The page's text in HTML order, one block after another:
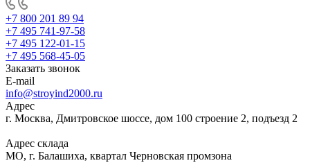
+7 800 201 89 94
+7 495 741-97-58
+7 495 122-01-15
+7 495 568-45-05
Заказать звонок
E-mail
info@stroyind2000.ru
Адрес
г. Москва, Дмитровское шоссе, дом 100 строение 2, подъезд 2
Адрес склада
МО, г. Балашиха, квартал Черновская промзона